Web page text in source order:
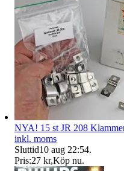
NYA! 15 st JR 208
inkl. moms
Sluttid10 aug 22:54.
Pris:27 kr,Köp nu.